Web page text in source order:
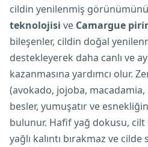
cildin yenilenmiş
teknolojisi ve Camargue
bileşenler, cildin doğal
destekleyerek daha canlı ve
kazanmasına yardımcı olur.
(avokado, jojoba,
besler, yumuşatır ve
bulunur. Hafif yağ dokusu, cilt
yağlı kalıntı bırakmaz ve cilde